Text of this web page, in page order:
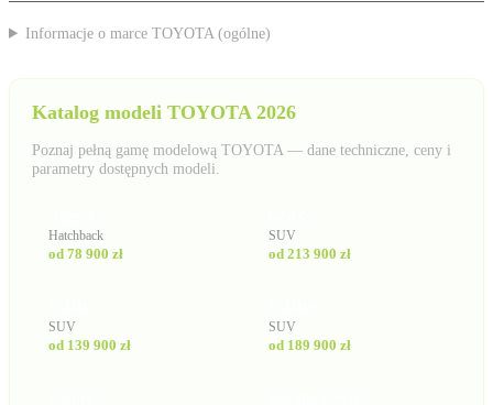
Informacje o marce TOYOTA (ogólne)
Katalog modeli TOYOTA 2026
Poznaj pełną gamę modelową TOYOTA — dane techniczne, ceny i
parametry dostępnych modeli.
Hatchback
od 78 900 zł
SUV
od 213 900 zł
SUV
od 139 900 zł
SUV
od 189 900 zł